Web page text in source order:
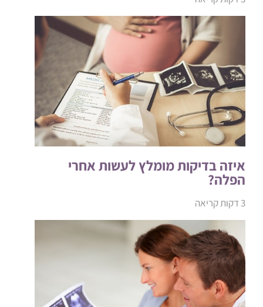
איזה בדיקות מומלץ לעשות אחרי
הפלה?
3 דקות קריאה